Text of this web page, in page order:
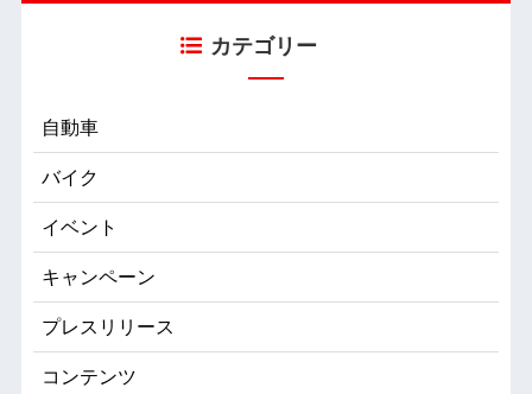
カテゴリー
自動車
バイク
イベント
キャンペーン
プレスリリース
コンテンツ